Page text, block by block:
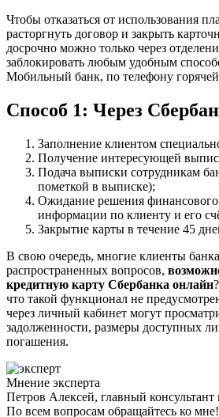
Чтобы отказаться от использования
расторгнуть договор и закрыть
досрочно можно только через
заблокировать любым удобным
Мобильный банк, по телефону
Способ 1: Через
Заполнение клиентом
Получение интересующей
Подача выписки сотрудникам
пометкой в выписке);
Ожидание решения
информации по клиенту и его
Закрытие карты в течение 45
В свою очередь, многие клиенты
распространенных вопросов,
кредитную карту Сбербанка онлайн
что такой функционал не
через личный кабинет могут
задолженности, размеры доступных
погашения.
Мнение эксперта
Петров Алексей, главный консультант
По всем вопросам обращайтесь ко мне!